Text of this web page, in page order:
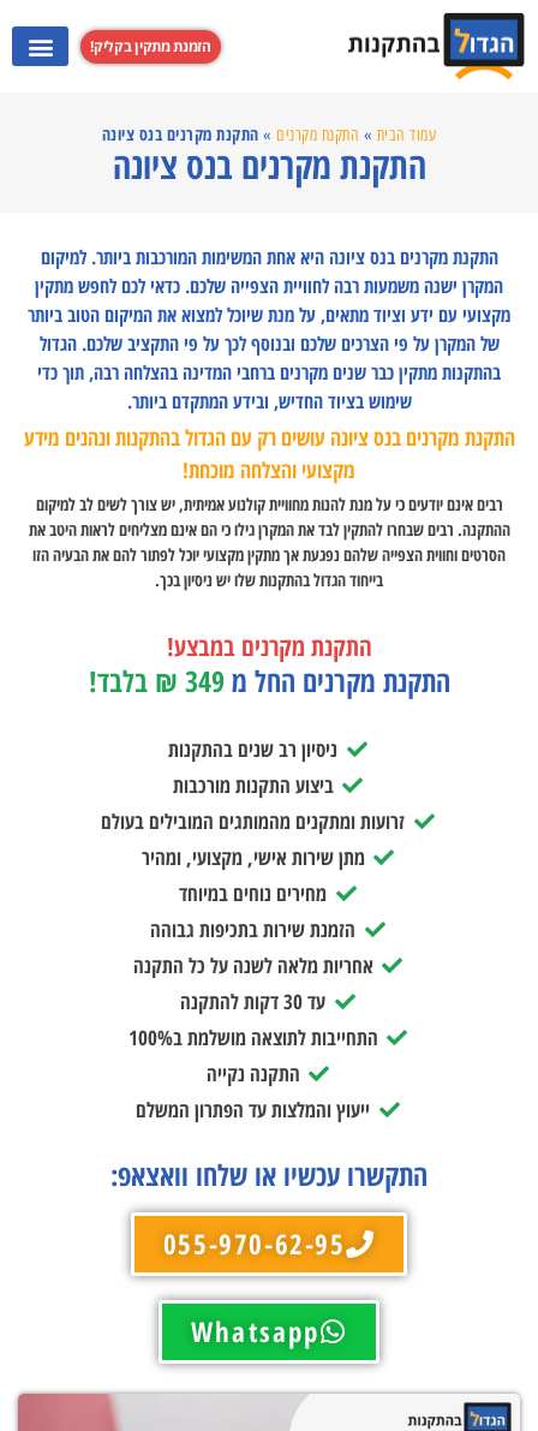
הזמנת מתקין בקליק!
עמוד הבית » התקנת מקרנים » התקנת מקרנים בנס ציונה
התקנת מקרנים בנס ציונה
התקנת מקרנים בנס ציונה היא אחת המשימות המורכבות ביותר. למיקום
המקרן ישנה משמעות רבה לחוויית הצפייה שלכם. כדאי לכם לחפש מתקין
מקצועי עם ידע וציוד מתאים, על מנת שיוכל למצוא את המיקום הטוב ביותר
של המקרן על פי הצרכים שלכם ובנוסף לכך על פי התקציב שלכם. הגדול
בהתקנות מתקין כבר שנים מקרנים ברחבי המדינה בהצלחה רבה, תוך כדי
שימוש בציוד החדיש, ובידע המתקדם ביותר.
התקנת מקרנים בנס ציונה עושים רק עם הגדול בהתקנות ונהנים מידע
מקצועי והצלחה מוכחת!
רבים אינם יודעים כי על מנת להנות מחוויית קולנוע אמיתית, יש צורך לשים לב למיקום
ההתקנה. רבים שבחרו להתקין לבד את המקרן גילו כי הם אינם מצליחים לראות היטב את
הסרטים וחווית הצפייה שלהם נפגעת אך מתקין מקצועי יוכל לפתור להם את הבעיה הזו
בייחוד הגדול בהתקנות שלו יש ניסיון בכך.
התקנת מקרנים במבצע!
התקנת מקרנים החל מ349 ₪ בלבד!
ניסיון רב שנים בהתקנות
ביצוע התקנות מורכבות
זרועות ומתקנים מהמותגים המובילים בעולם
מתן שירות אישי, מקצועי, ומהיר
מחירים נוחים במיוחד
הזמנת שירות בתכיפות גבוהה
אחריות מלאה לשנה על כל התקנה
עד 30 דקות להתקנה
התחייבות לתוצאה מושלמת ב100%
התקנה נקייה
ייעוץ והמלצות עד הפתרון המשלם
התקשרו עכשיו או שלחו וואצאפ:
055-970-62-95
Whatsapp